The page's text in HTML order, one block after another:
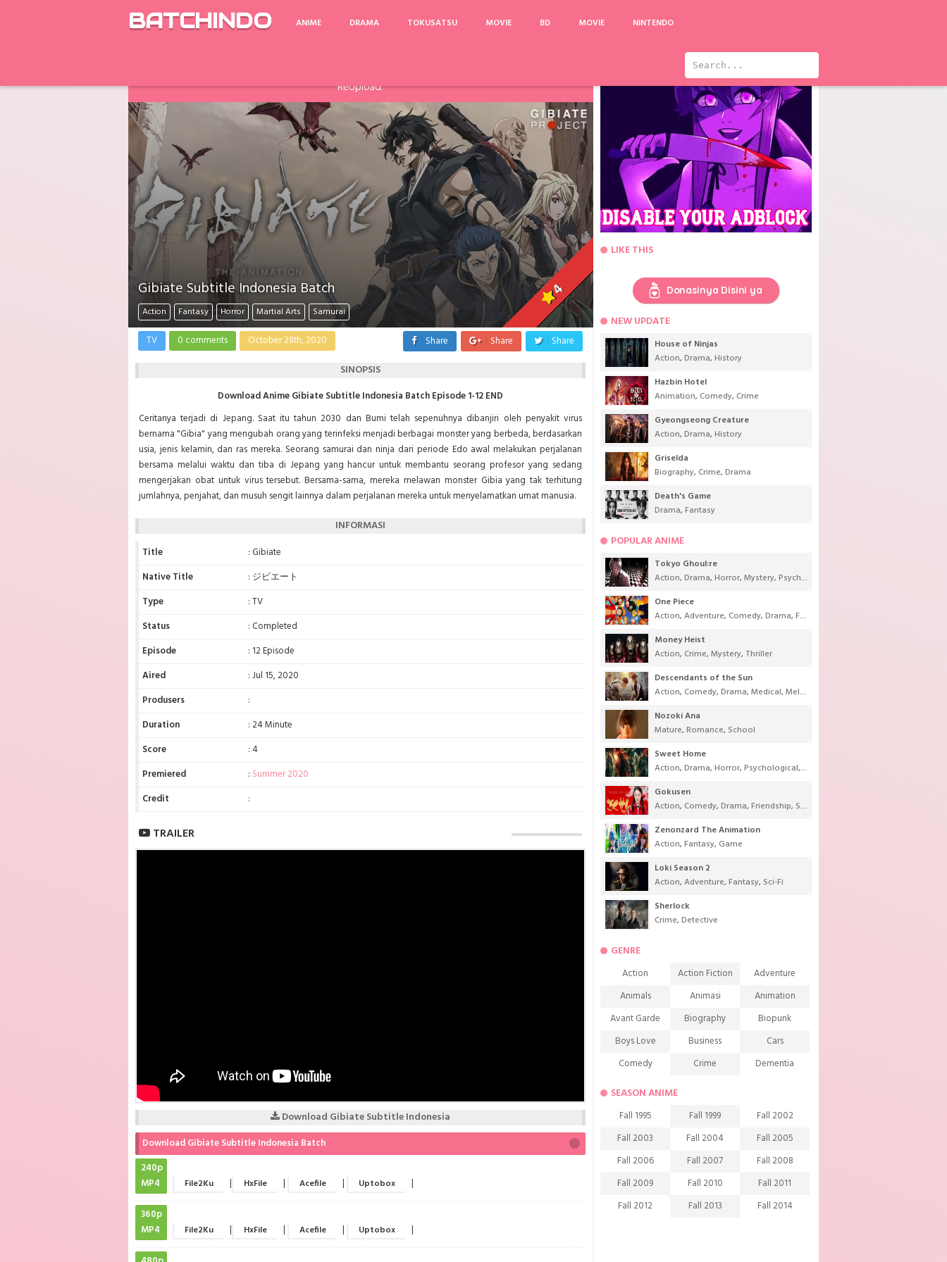
BATCHINDO ANIME DRAMA TOKUSATSU MOVIE BD MOVIE NINTENDO
ReUpload.
Gibiate Subtitle Indonesia Batch
Action Fantasy Horror Martial Arts Samurai
4
TV 0 comments October 28th, 2020 Share Share Share
SINOPSIS
Download Anime Gibiate Subtitle Indonesia Batch Episode 1-12 END
Ceritanya terjadi di Jepang. Saat itu tahun 2030 dan Bumi telah sepenuhnya dibanjiri oleh penyakit virus
bernama "Gibia" yang mengubah orang yang terinfeksi menjadi berbagai monster yang berbeda, berdasarkan
usia, jenis kelamin, dan ras mereka. Seorang samurai dan ninja dari periode Edo awal melakukan perjalanan
bersama melalui waktu dan tiba di Jepang yang hancur untuk membantu seorang profesor yang sedang
mengerjakan obat untuk virus tersebut. Bersama-sama, mereka melawan monster Gibia yang tak terhitung
jumlahnya, penjahat, dan musuh sengit lainnya dalam perjalanan mereka untuk menyelamatkan umat manusia.
INFORMASI
Title
: Gibiate
Native Title
: ジビエート
Type
: TV
Status
: Completed
Episode
: 12 Episode
Aired
: Jul 15, 2020
Produsers
:
Duration
: 24 Minute
Score
: 4
Premiered
: Summer 2020
Credit
:
TRAILER
Download Gibiate Subtitle Indonesia
Download Gibiate Subtitle Indonesia Batch
240p
MP4
File2Ku | HxFile | Acefile | Uptobox |
360p
MP4
File2Ku | HxFile | Acefile | Uptobox |
LIKE THIS
Donasinya Disini ya
NEW UPDATE
House of Ninjas
Action, Drama, History
Hazbin Hotel
Animation, Comedy, Crime
Gyeongseong Creature
Action, Drama, History
Griselda
Biography, Crime, Drama
Death's Game
Drama, Fantasy
POPULAR ANIME
Tokyo Ghoul:re
Action, Drama, Horror, Mystery, Psychological
One Piece
Action, Adventure, Comedy, Drama, Fantasy
Money Heist
Action, Crime, Mystery, Thriller
Descendants of the Sun
Action, Comedy, Drama, Medical, Melodrama
Nozoki Ana
Mature, Romance, School
Sweet Home
Action, Drama, Horror, Psychological, Supernatural
Gokusen
Action, Comedy, Drama, Friendship, School
Zenonzard The Animation
Action, Fantasy, Game
Loki Season 2
Action, Adventure, Fantasy, Sci-Fi
Sherlock
Crime, Detective
GENRE
Action Action Fiction
Adventure
Animals
Animasi
Animation
Avant Garde
Biography
Biopunk
Boys Love
Business
Cars
Comedy
Crime
Dementia
Demons
Drama
Ecchi
Extreme sports
Family
Fantasy
Food
Friendship
Game
Gourmet
Harem
Historical
History
Horror
Investigation
Josei
SEASON ANIME
Fall 1995 Fall 1999
Fall 2002
Fall 2003
Fall 2004
Fall 2005
Fall 2006
Fall 2007
Fall 2008
Fall 2009
Fall 2010
Fall 2011
Fall 2012
Fall 2013
Fall 2014